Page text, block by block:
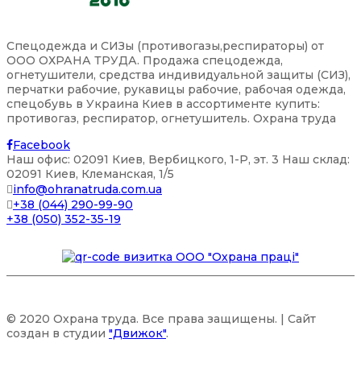
Спецодежда и СИЗы (противогазы,респираторы) от
ООО ОХРАНА ТРУДА. Продажа спецодежда,
огнетушители, средства индивидуальной защиты (СИЗ),
перчатки рабочие, рукавицы рабочие, рабочая одежда,
спецобувь в Украина Киев в ассортименте купить:
противогаз, респиратор, огнетушитель. Охрана труда
Facebook
Наш офис: 02091 Киев, Вербицкого, 1-P, эт. 3 Наш склад:
02091 Киев, Клеманская, 1/5
info@ohranatruda.com.ua
+38 (044) 290-99-90
+38 (050) 352-35-19
© 2020 Охрана труда. Все права защищены. | Сайт
создан в студии "Движок".